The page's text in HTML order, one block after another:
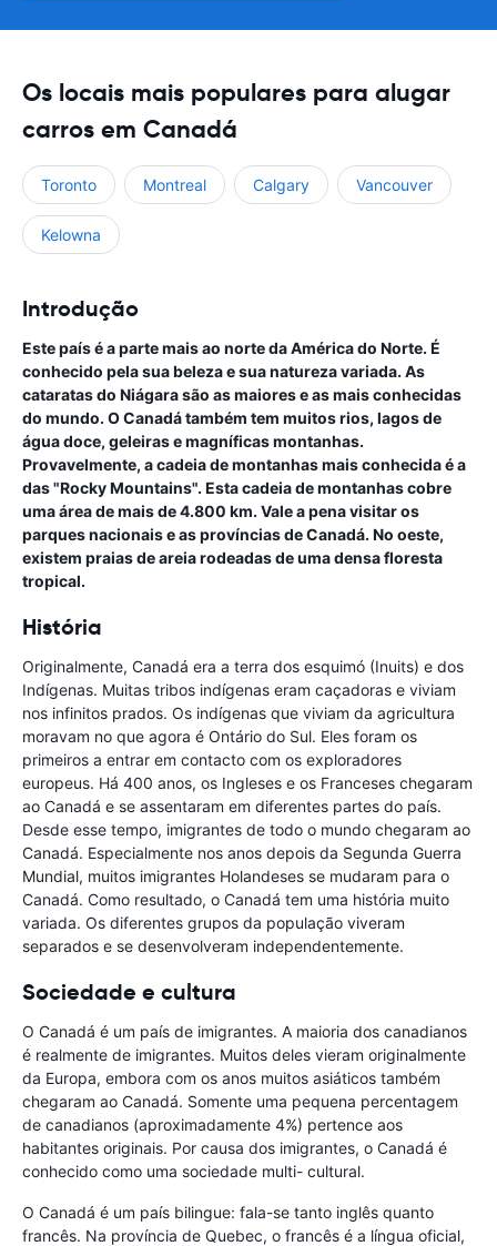
Os locais mais populares para alugar
carros em Canadá
Toronto Montreal Calgary Vancouver
Kelowna
Introdução
Este país é a parte mais ao norte da América do Norte. É
conhecido pela sua beleza e sua natureza variada. As
cataratas do Niágara são as maiores e as mais conhecidas
do mundo. O Canadá também tem muitos rios, lagos de
água doce, geleiras e magníficas montanhas.
Provavelmente, a cadeia de montanhas mais conhecida é a
das "Rocky Mountains". Esta cadeia de montanhas cobre
uma área de mais de 4.800 km. Vale a pena visitar os
parques nacionais e as províncias de Canadá. No oeste,
existem praias de areia rodeadas de uma densa floresta
tropical.
História
Originalmente, Canadá era a terra dos esquimó (Inuits) e dos
Indígenas. Muitas tribos indígenas eram caçadoras e viviam
nos infinitos prados. Os indígenas que viviam da agricultura
moravam no que agora é Ontário do Sul. Eles foram os
primeiros a entrar em contacto com os exploradores
europeus. Há 400 anos, os Ingleses e os Franceses chegaram
ao Canadá e se assentaram em diferentes partes do país.
Desde esse tempo, imigrantes de todo o mundo chegaram ao
Canadá. Especialmente nos anos depois da Segunda Guerra
Mundial, muitos imigrantes Holandeses se mudaram para o
Canadá. Como resultado, o Canadá tem uma história muito
variada. Os diferentes grupos da população viveram
separados e se desenvolveram independentemente.
Sociedade e cultura
O Canadá é um país de imigrantes. A maioria dos canadianos
é realmente de imigrantes. Muitos deles vieram originalmente
da Europa, embora com os anos muitos asiáticos também
chegaram ao Canadá. Somente uma pequena percentagem
de canadianos (aproximadamente 4%) pertence aos
habitantes originais. Por causa dos imigrantes, o Canadá é
conhecido como uma sociedade multi- cultural.
O Canadá é um país bilingue: fala-se tanto inglês quanto
francês. Na província de Quebec, o francês é a língua oficial,